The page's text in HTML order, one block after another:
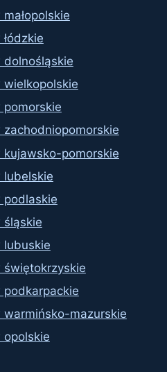
dolnośląskie
wielkopolskie
pomorskie
zachodniopomorskie
kujawsko-pomorskie
lubelskie
podlaskie
śląskie
lubuskie
świętokrzyskie
podkarpackie
warmińsko-mazurskie
opolskie